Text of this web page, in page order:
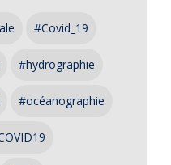
#Covid_19
#hydrographie
#océanographie